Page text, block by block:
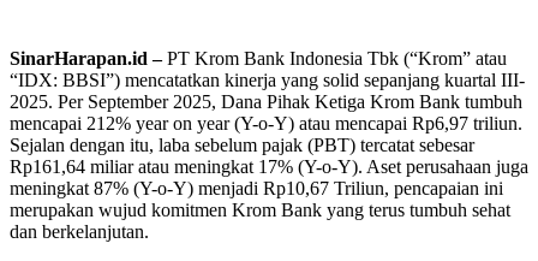
SinarHarapan.id –PT Krom Bank Indonesia Tbk (“Krom” atau
“IDX: BBSI”) mencatatkan kinerja yang solid sepanjang kuartal III-
2025. Per September 2025, Dana Pihak Ketiga Krom Bank tumbuh
mencapai 212% year on year (Y-o-Y) atau mencapai Rp6,97 triliun.
Sejalan dengan itu, laba sebelum pajak (PBT) tercatat sebesar
Rp161,64 miliar atau meningkat 17% (Y-o-Y). Aset perusahaan juga
meningkat 87% (Y-o-Y) menjadi Rp10,67 Triliun, pencapaian ini
merupakan wujud komitmen Krom Bank yang terus tumbuh sehat
dan berkelanjutan.